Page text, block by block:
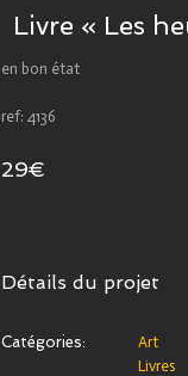
Livre « Les
en bon état
ref: 4136
29€
Détails du projet
Catégories:
Art
Livres